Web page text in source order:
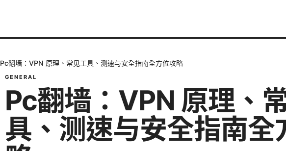
Pc翻墙：VPN 原理、常见工具、测速与安全指南全方位攻略
GENERAL
Pc翻墙：VPN 原理、
具、测速与安全指南全